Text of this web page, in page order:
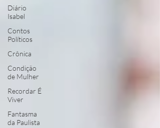
Diário
Isabel
Contos
Políticos
Crônica
Condição
de Mulher
Recordar É
Viver
Fantasma
da Paulista